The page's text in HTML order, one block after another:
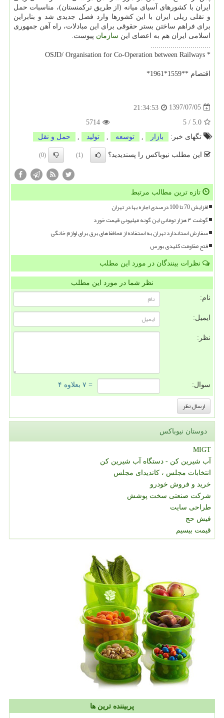
ایران با كشورهای آسیای میانه (از طریق تركمنستان)، مناسبات حمل
و نقلی ریلی ایران با این كشورها وارد فصل جدیدی شد و بنابراین
برای فراهم ساختن بستر حقوقی برای این مبادلات، راه آهن جمهوری
اسلامی ایران هم به اعضای این سازمان پیوست.
* OSJD/ Organisation for Co-Operation between Railways
اقتصام **1559*1961*
1397/07/05
21:34:53
5.0
/
5
5714
تگهای خبر:
بازار توسعه تولید حمل و نقل
این مطلب نیوباکس را پسندیدید؟ (1)
(0)
تازه ترین مطالب مرتبط
افزایش 70 تا 100 درصدی اجاره بها در تهران
گوشت ۴ هزار تومانی این گونه میلیونی قیمت خورد
سفارش استاندارد تهران به استفاده از محافظ های برق برای لوازم خانگی
فتح مقاومت کلیدی بورس
نظرات بینندگان در مورد این مطلب
نظر شما در مورد این مطلب
نام:
ایمیل:
نظر:
سوال: = ۷ بعلاوه ۴
دوستان نیوباکس
MIGT
آب شیرین کن - دستگاه آب شیرین کن
انتخابات مجلس ، کاندیدای مجلس
خرید و فروش خودرو
شرکت صنعتی سخت پوشش
طراحی سایت
فیش حج
قیمت بیسیم
پربیننده ترین ها